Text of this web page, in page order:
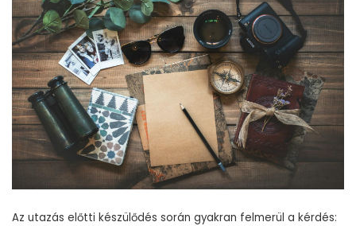
Az utazás előtti készülődés során gyakran felmerül a kérdés: